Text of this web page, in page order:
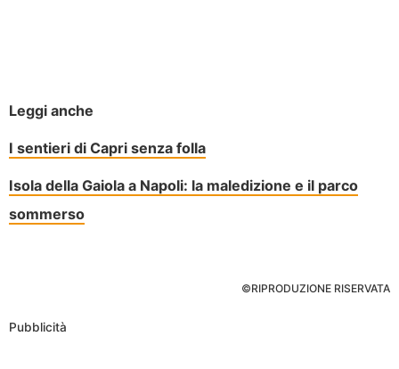
Leggi anche
I sentieri di Capri senza folla
Isola della Gaiola a Napoli: la maledizione e il parco
sommerso
©RIPRODUZIONE RISERVATA
Pubblicità